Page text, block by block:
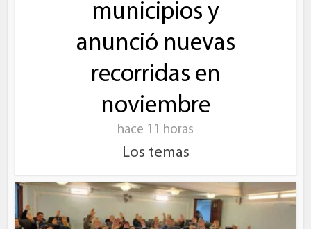
municipios y
anunció nuevas
recorridas en
noviembre
hace 11 horas
Los temas